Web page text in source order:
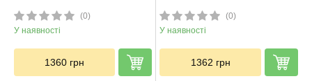
(0)
У наявності
1360 грн
(0)
У наявності
1362 грн